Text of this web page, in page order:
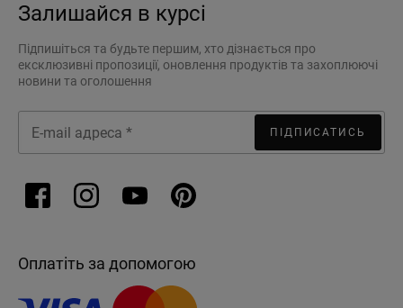
Залишайся в курсі
Підпишіться та будьте першим, хто дізнається про
ексклюзивні пропозиції, оновлення продуктів та захоплюючі
новини та оголошення
ПІДПИСАТИСЬ
Оплатіть за допомогою